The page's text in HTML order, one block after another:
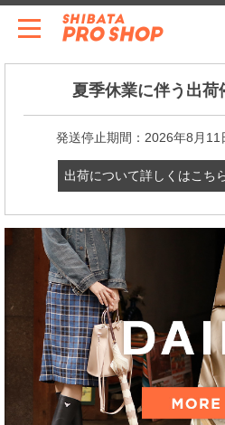
夏季休業に伴う出荷
発送停止期間：2026年8月11
出荷について詳しくはこち